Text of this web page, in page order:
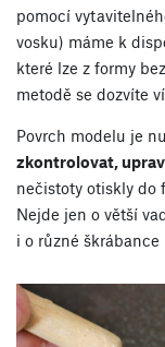
pomocí
vosku) máme k
které lze z formy
metodě se dozvíte
Povrch modelu je
zkontrolovat,
nečistoty otiskly do
Nejde jen o větší
i o různé